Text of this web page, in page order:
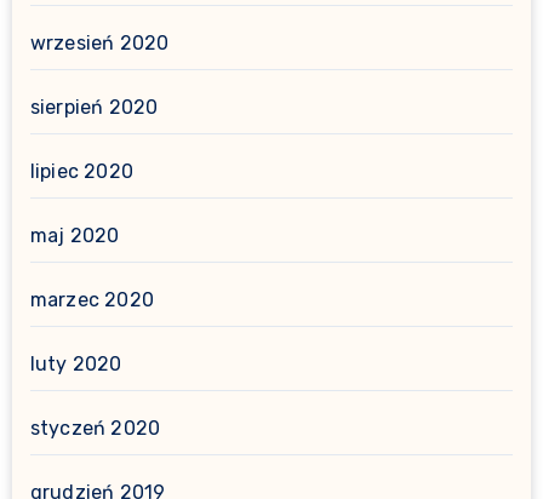
wrzesień 2020
sierpień 2020
lipiec 2020
maj 2020
marzec 2020
luty 2020
styczeń 2020
grudzień 2019